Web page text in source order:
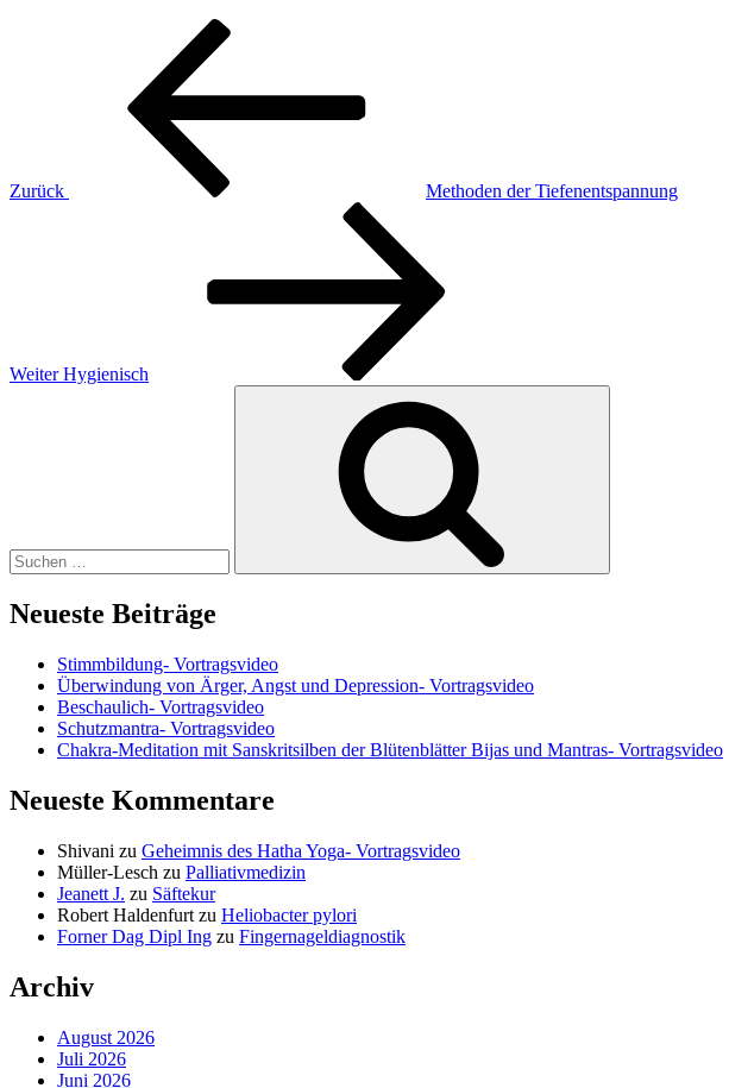
Beitragsnavigation
Zurück
Methoden der Tiefenentspannung
Weiter Hygienisch
Neueste Beiträge
Stimmbildung- Vortragsvideo
Überwindung von Ärger, Angst und Depression- Vortragsvideo
Beschaulich- Vortragsvideo
Schutzmantra- Vortragsvideo
Chakra-Meditation mit Sanskritsilben der Blütenblätter Bijas und Mantras- Vortragsvideo
Neueste Kommentare
Shivani zu Geheimnis des Hatha Yoga- Vortragsvideo
Müller-Lesch zu Palliativmedizin
Jeanett J. zu Säftekur
Robert Haldenfurt zu Heliobacter pylori
Forner Dag Dipl Ing zu Fingernageldiagnostik
Archiv
August 2026
Juli 2026
Juni 2026